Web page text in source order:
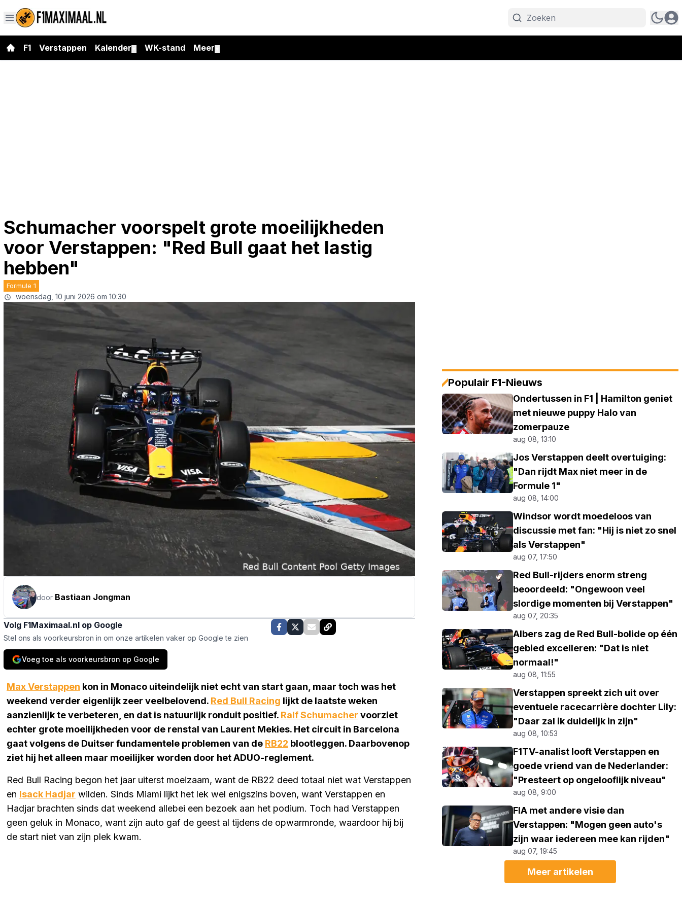
F1 Verstappen Kalender WK-stand Meer
Schumacher voorspelt grote moeilijkheden
voor Verstappen: "Red Bull gaat het lastig
hebben"
Formule 1
woensdag, 10 juni 2026 om 10:30
door Bastiaan Jongman
Volg F1Maximaal.nl op Google
Stel ons als voorkeursbron in om onze artikelen vaker op Google te zien
Voeg toe als voorkeursbron op Google
Max Verstappen kon in Monaco uiteindelijk niet echt van start gaan, maar toch was het
weekend verder eigenlijk zeer veelbelovend. Red Bull Racing lijkt de laatste weken
aanzienlijk te verbeteren, en dat is natuurlijk ronduit positief. Ralf Schumacher voorziet
echter grote moeilijkheden voor de renstal van Laurent Mekies. Het circuit in Barcelona
gaat volgens de Duitser fundamentele problemen van de RB22 blootleggen. Daarbovenop
ziet hij het alleen maar moeilijker worden door het ADUO-reglement.
Red Bull Racing begon het jaar uiterst moeizaam, want de RB22 deed totaal niet wat Verstappen
en Isack Hadjar wilden. Sinds Miami lijkt het lek wel enigszins boven, want Verstappen en
Hadjar brachten sinds dat weekend allebei een bezoek aan het podium. Toch had Verstappen
geen geluk in Monaco, want zijn auto gaf de geest al tijdens de opwarmronde, waardoor hij bij
de start niet van zijn plek kwam.
Populair F1-Nieuws
Ondertussen in F1 | Hamilton geniet
met nieuwe puppy Halo van
zomerpauze
aug 08, 13:10
Jos Verstappen deelt overtuiging:
"Dan rijdt Max niet meer in de
Formule 1"
aug 08, 14:00
Windsor wordt moedeloos van
discussie met fan: "Hij is niet zo snel
als Verstappen"
aug 07, 17:50
Red Bull-rijders enorm streng
beoordeeld: "Ongewoon veel
slordige momenten bij Verstappen"
aug 07, 20:35
Albers zag de Red Bull-bolide op één
gebied excelleren: "Dat is niet
normaal!"
aug 08, 11:55
Verstappen spreekt zich uit over
eventuele racecarrière dochter Lily:
"Daar zal ik duidelijk in zijn"
aug 08, 10:53
F1TV-analist looft Verstappen en
goede vriend van de Nederlander:
"Presteert op ongelooflijk niveau"
aug 08, 9:00
FIA met andere visie dan
Verstappen: "Mogen geen auto's
zijn waar iedereen mee kan rijden"
aug 07, 19:45
Meer artikelen